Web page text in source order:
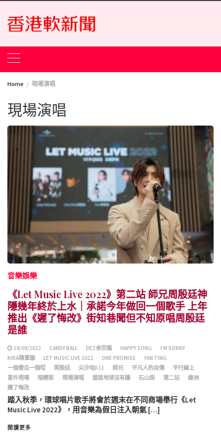
Skip
content
Home 現場演唱
現場演唱
音樂娛樂
《Let Music Live 2022》第二站 師兄周殷廷神
隱幾年終於上水｜承諾今年做回一個歌手 上年
推出《遲了悔改》街知巷聞但不知原唱周殷廷
是誰
19/09/2022 CANDY BALL DEZ余宗遙 HAPPY SONG
I’M SORRY
KIRA陳葦璇
LET MUSIC LIVE 2022 ONE PROMISE
YAN TING
一個傻瓜一個啞
周殷廷 尖沙咀K11 師兄 平凡人的自傳
平行線上
意外現場
暗戀家 現場演唱 當這地球沒有鐘 石山街 第二站
綠洲
遲了悔改
踏入秋季，環球唱片歌手將會於週末在不同商場舉行《Let
Music Live 2022》，用音樂為假日注入朝氣 […]
閱讀更多